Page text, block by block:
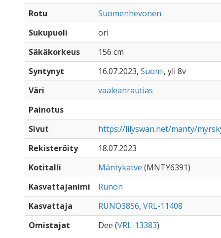
Rotu
Suomenhevonen
Sukupuoli
ori
Säkäkorkeus
156 cm
Syntynyt
16.07.2023, Suomi, yli 8v
Väri
vaaleanrautias
Painotus
Sivut
https://lilyswan.net/manty/
Rekisteröity
18.07.2023
Kotitalli
Mäntykatve (MNTY6391)
Kasvattajanimi
Runon
Kasvattaja
RUNO3856, VRL-11408
Omistajat
Dee (VRL-13383)